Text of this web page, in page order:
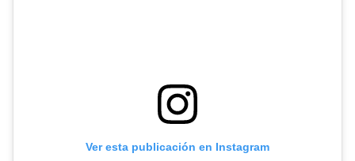
Ver esta publicación en Instagram